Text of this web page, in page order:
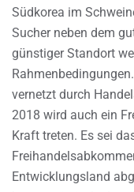
Südkorea im
Sucher neben dem
günstiger Standort
vernetzt durch
2018 wird auch ein
Kraft treten. Es sei
Entwicklungsland